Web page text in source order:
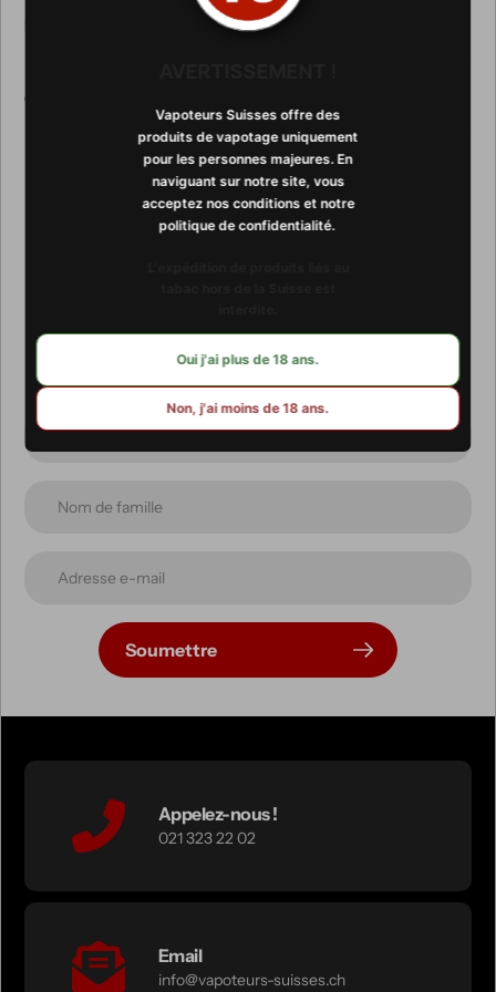
Contenu
Abonnez-vous à notre
Promotions, nouveautés et ventes exclusives. Recevez-les
directement par e-mail.
Soumettre
Appelez-nous !
021 323 22 02
Email
info@vapoteurs-suisses.ch
Vapoteurs Suisses offre des
produits de vapotage uniquement
pour les personnes majeures. En
naviguant sur notre site, vous
acceptez nos conditions et notre
politique de confidentialité. ​​
Oui j'ai plus de 18 ans.
Non, j'ai moins de 18 ans.